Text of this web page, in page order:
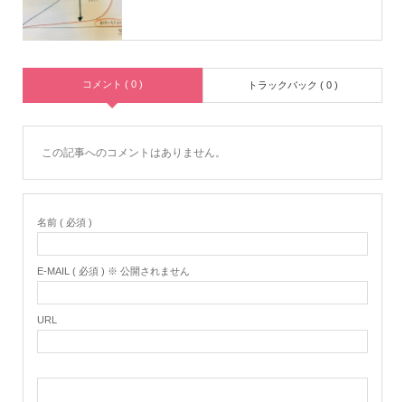
コメント ( 0 ) トラックバック ( 0 )
この記事へのコメントはありません。
名前 ( 必須 )
E-MAIL ( 必須 ) ※ 公開されません
URL